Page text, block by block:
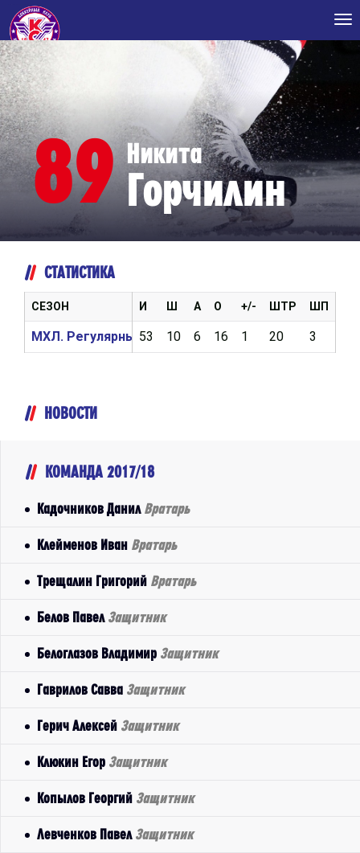
89 Никита
Горчилин
СТАТИСТИКА
И Ш А О +/- ШТР ШП
53 10 6 16 1 20 3
СЕЗОН
МХЛ. Регулярный чемпионат 2017/2018
НОВОСТИ
КОМАНДА 2017/18
Кадочников Данил Вратарь
Клейменов Иван Вратарь
Трещалин Григорий Вратарь
Белов Павел Защитник
Белоглазов Владимир Защитник
Гаврилов Савва Защитник
Герич Алексей Защитник
Клюкин Егор Защитник
Копылов Георгий Защитник
Левченков Павел Защитник